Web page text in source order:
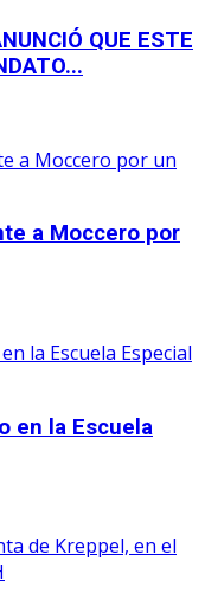
QUE ESTE
a Moccero por
en la Escuela